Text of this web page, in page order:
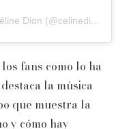
Una publicación compartida de Céline Dion (@celinedion)
fans como lo ha
la música
que muestra la
y cómo hay